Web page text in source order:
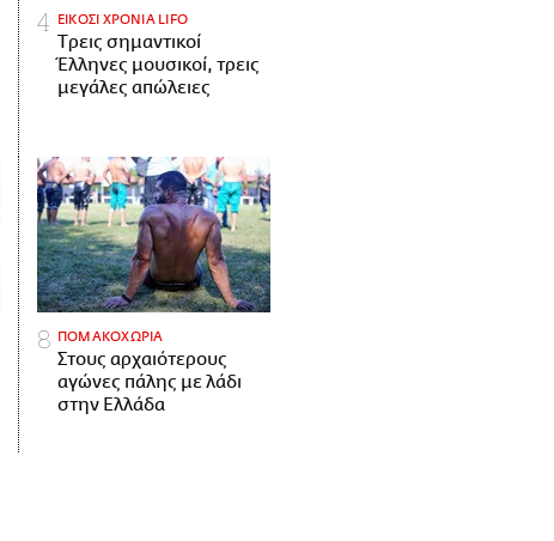
ΕΙΚΟΣΙ ΧΡΟΝΙΑ LIFO
Tρεις σημαντικοί
Έλληνες μουσικοί, τρεις
μεγάλες απώλειες
ΠΟΜΑΚΟΧΩΡΙΑ
Στους αρχαιότερους
αγώνες πάλης με λάδι
στην Ελλάδα